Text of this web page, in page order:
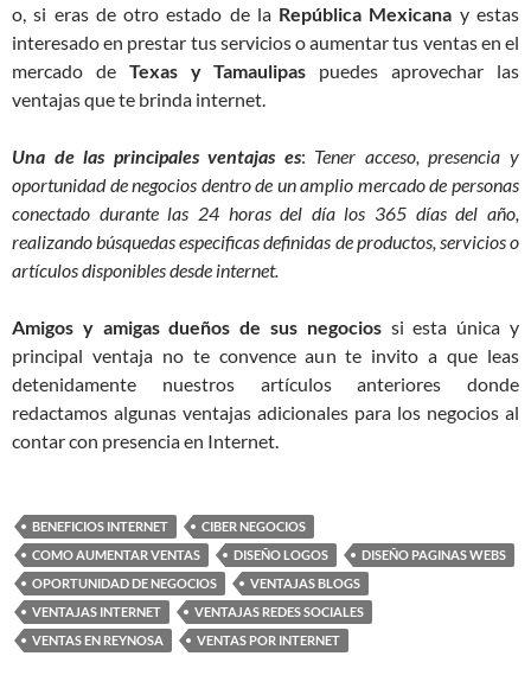
o, si eras de otro estado de la República Mexicana y estas
interesado en prestar tus servicios o aumentar tus ventas en el
mercado de Texas y Tamaulipas puedes aprovechar las
ventajas que te brinda internet.
Una de las principales ventajas es: Tener acceso, presencia y
oportunidad de negocios dentro de un amplio mercado de personas
conectado durante las 24 horas del día los 365 días del año,
realizando búsquedas especificas definidas de productos, servicios o
artículos disponibles desde internet.
Amigos y amigas dueños de sus negociossi esta única y
principal ventaja no te convence aun te invito a que leas
detenidamente nuestros artículos anteriores donde
redactamos algunas ventajas adicionales para los negocios al
contar con presencia en Internet.
BENEFICIOS INTERNET
CIBER NEGOCIOS
COMO AUMENTAR VENTAS
DISEÑO LOGOS
DISEÑO PAGINAS WEBS
OPORTUNIDAD DE NEGOCIOS
VENTAJAS BLOGS
VENTAJAS INTERNET
VENTAJAS REDES SOCIALES
VENTAS EN REYNOSA
VENTAS POR INTERNET